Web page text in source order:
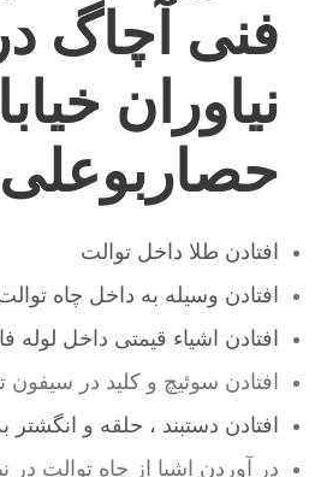
فنی آچاگ در
نیاوران
حصاربوعلی
افتادن طلا داخل توالت
افتادن وسیله به داخل چاه
افتادن اشیاء قیمتی داخل لوله
افتادن سوئیچ و کلید در سیفون
افتادن دستبند ، حلقه و انگشتر
در آوردن اشیا از چاه توالت در